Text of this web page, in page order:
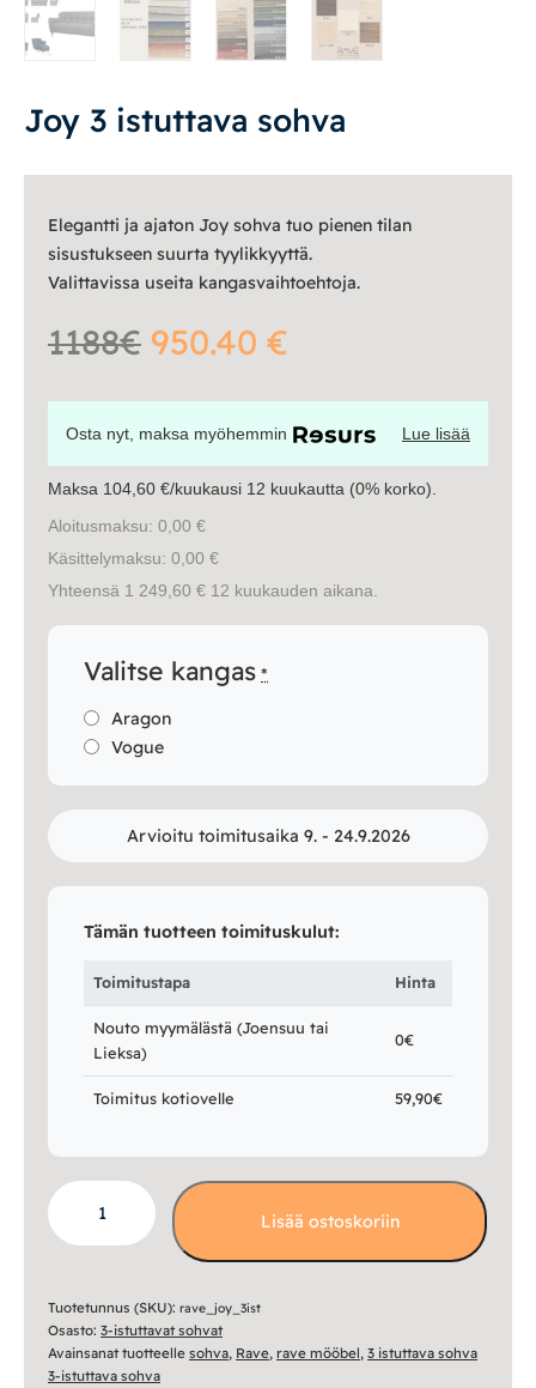
Senioreille
Oma tili|Yhteystiedot|Ostoskori
Joy 3 istuttava sohva
Elegantti ja ajaton Joy sohva tuo pienen tilan
sisustukseen suurta tyylikkyyttä.
Valittavissa useita kangasvaihtoehtoja.
1188€ 950.40 €
Osta nyt, maksa myöhemmin Lue lisää
Maksa 104,60 €/kuukausi 12 kuukautta (0% korko).
Aloitusmaksu: 0,00 €
Käsittelymaksu: 0,00 €
Yhteensä 1 249,60 € 12 kuukauden aikana.
Valitse kangas *
Aragon
Vogue
Arvioitu toimitusaika 9. - 24.9.2026
Tämän tuotteen toimituskulut:
Toimitustapa Hinta
Nouto myymälästä (Joensuu tai
Lieksa)
0€
Toimitus kotiovelle 59,90€
Joy
3
istuttava
määrä
Lisää ostoskoriin
Tuotetunnus (SKU): rave_joy_3ist
Osasto: 3-istuttavat sohvat
Avainsanat tuotteelle sohva, Rave, rave mööbel, 3 istuttava sohva
3-istuttava sohva